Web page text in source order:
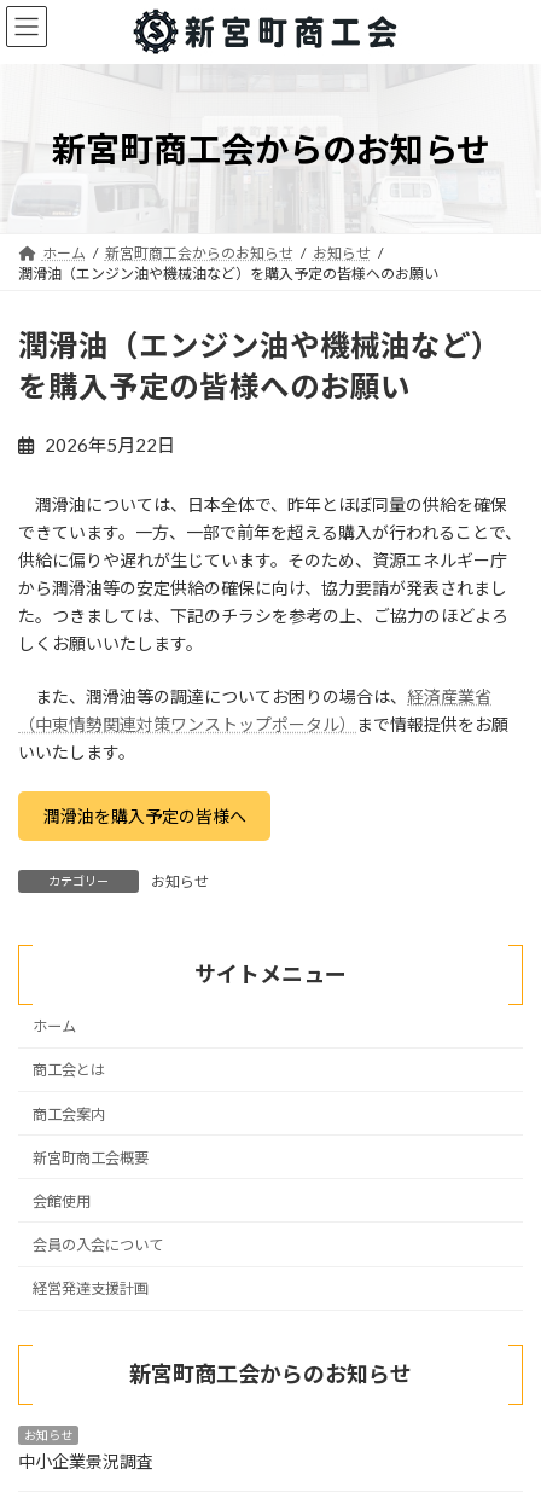
コ
ン
ッ
ナ
ビ
移
新宮町商工会からのお知らせ
ホーム 新宮町商工会からのお知らせ
お知らせ
潤滑油（エンジン油や機械油など）を購入予定の皆様へのお願い
潤滑油（エンジン油や機械油など）
を購入予定の皆様へのお願い
2026年5月22日
潤滑油については、日本全体で、昨年とほぼ同量の供給を確保
できています。一方、一部で前年を超える購入が行われることで、
供給に偏りや遅れが生じています。そのため、資源エネルギー庁
から潤滑油等の安定供給の確保に向け、協力要請が発表されまし
た。つきましては、下記のチラシを参考の上、ご協力のほどよろ
しくお願いいたします。
また、潤滑油等の調達についてお困りの場合は、 経済産業省
（中東情勢関連対策ワンストップポータル）
まで情報提供をお願
いいたします。
潤滑油を購入予定の皆様へ
カテゴリー お知らせ
サイトメニュー
ホーム
商工会とは
商工会案内
新宮町商工会概要
会館使用
会員の入会について
経営発達支援計画
新宮町商工会からのお知らせ
お知らせ
中小企業景況調査